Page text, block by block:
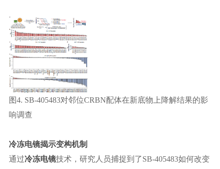
图 4. SB-405483对邻位CRBN配体在新底物上降解结果的影
响调查
冷冻电镜揭示变构机制
通过冷冻电镜技术，研究人员捕捉到了SB-405483如何改变